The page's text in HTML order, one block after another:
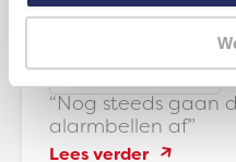
“Nog steeds gaan
alarmbellen af”
Lees verder: